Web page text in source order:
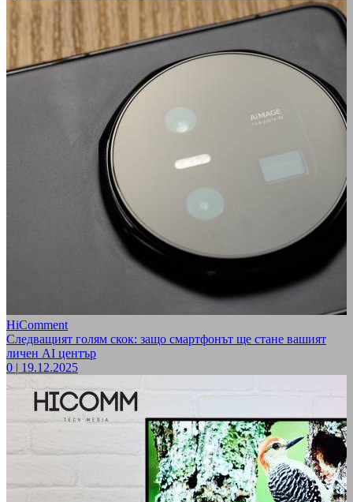
HiComment
Следващият голям скок: защо смартфонът ще стане вашият
личен AI център
0 | 19.12.2025